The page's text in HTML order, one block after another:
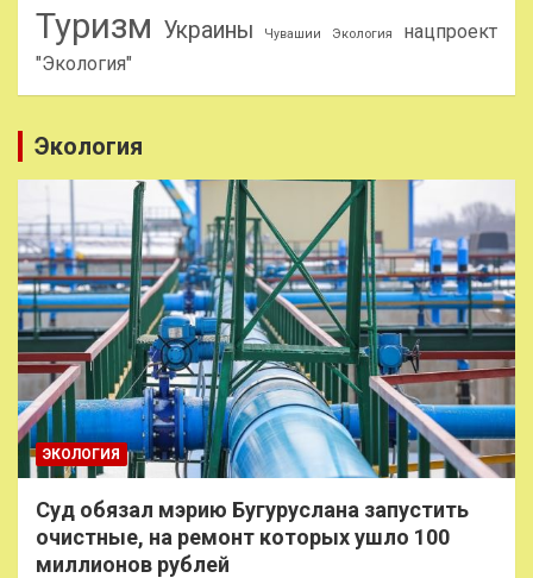
Туризм Украины Чувашии Экология
нацпроект
"Экология"
Экология
ЭКОЛОГИЯ
Суд обязал мэрию Бугуруслана запустить
очистные, на ремонт которых ушло 100
миллионов рублей